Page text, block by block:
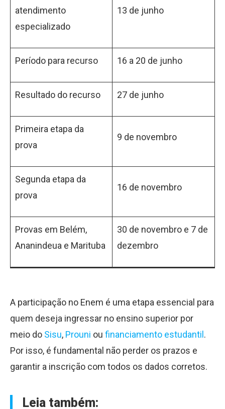
atendimento
especializado
13 de junho
Período para recurso 16 a 20 de junho
Resultado do recurso 27 de junho
Primeira etapa da
prova
9 de novembro
Segunda etapa da
prova
16 de novembro
Provas em Belém,
Ananindeua e Marituba
30 de novembro e 7 de
dezembro
A participação no Enem é uma etapa essencial para
quem deseja ingressar no ensino superior por
meio do Sisu, Prouni ou financiamento estudantil .
Por isso, é fundamental não perder os prazos e
garantir a inscrição com todos os dados corretos.
Leia também: